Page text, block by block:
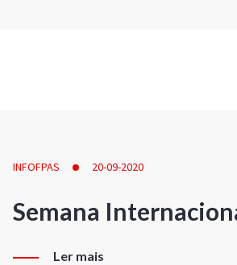
INFOFPAS 20-09-2020
Semana
Ler mais